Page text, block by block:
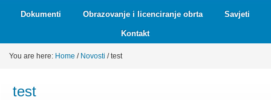
Dokumenti Obrazovanje i licenciranje obrta Savjeti
Kontakt
You are here: Home / Novosti /test
test